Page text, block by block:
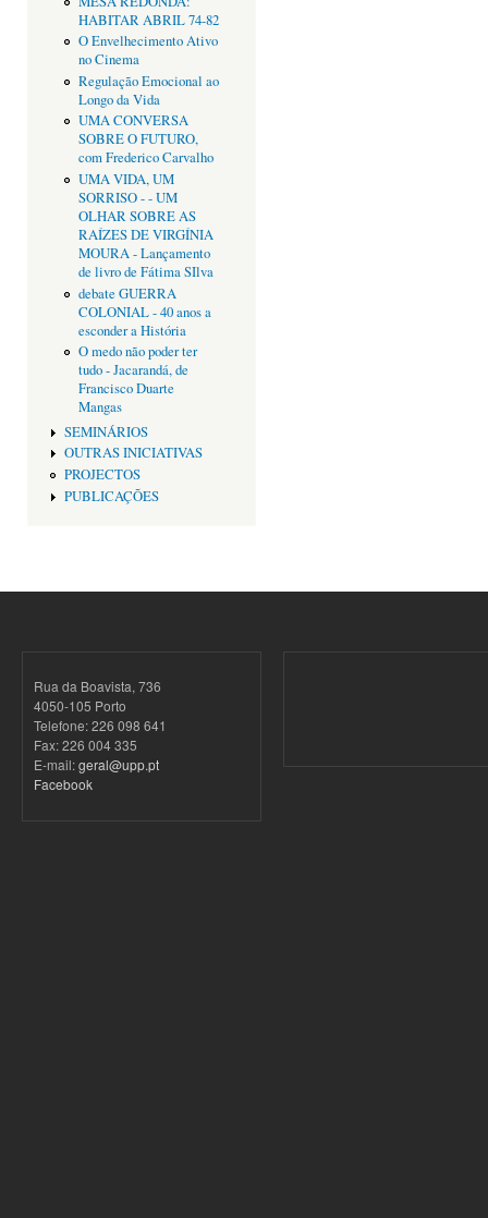
HABITAR ABRIL 74-82
O Envelhecimento Ativo
no Cinema
Regulação Emocional ao
Longo da Vida
UMA CONVERSA
SOBRE O FUTURO,
com Frederico Carvalho
UMA VIDA, UM
SORRISO - - UM
OLHAR SOBRE AS
RAÍZES DE VIRGÍNIA
MOURA - Lançamento
de livro de Fátima SIlva
debate GUERRA
COLONIAL - 40 anos a
esconder a História
O medo não poder ter
tudo - Jacarandá, de
Francisco Duarte
Mangas
SEMINÁRIOS
OUTRAS INICIATIVAS
PROJECTOS
PUBLICAÇÕES
Rua da Boavista, 736
4050-105 Porto
Telefone: 226 098 641
Fax: 226 004 335
E-mail:geral@upp.pt
Facebook